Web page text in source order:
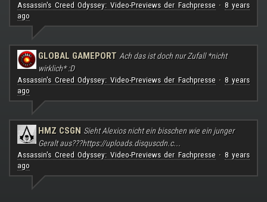
Assassin's Creed Odyssey: Video-Previews der Fachpresse· 8 years
ago
GLOBAL GAMEPORT Ach das ist doch nur Zufall *nicht
wirklich* :D
Assassin's Creed Odyssey: Video-Previews der Fachpresse· 8 years
ago
HMZ CSGN Sieht Alexios nicht ein bisschen wie ein junger
Geralt aus???https://uploads.disquscdn.c...
Assassin's Creed Odyssey: Video-Previews der Fachpresse· 8 years
ago